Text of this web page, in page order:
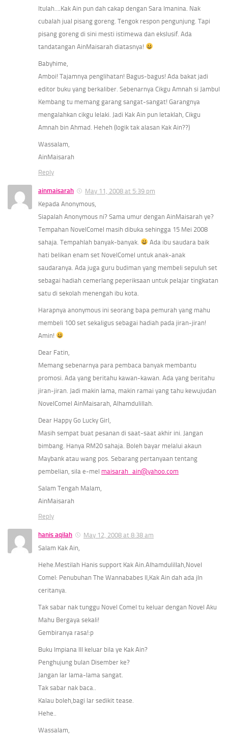
Itulah….Kak Ain pun dah cakap dengan Sara Imanina. Nak
cubalah jual pisang goreng. Tengok respon pengunjung. Tapi
pisang goreng di sini mesti istimewa dan ekslusif. Ada
tandatangan AinMaisarah diatasnya!
Babyhime,
Amboi! Tajamnya penglihatan! Bagus-bagus! Ada bakat jadi
editor buku yang berkaliber. Sebenarnya Cikgu Amnah si Jambul
Kembang tu memang garang sangat-sangat! Garangnya
mengalahkan cikgu lelaki. Jadi Kak Ain pun letaklah, Cikgu
Amnah bin Ahmad. Heheh (logik tak alasan Kak Ain??)
Wassalam,
AinMaisarah
Reply
ainmaisarah
May 11, 2008 at 5:39 pm
Kepada Anonymous,
Siapalah Anonymous ni? Sama umur dengan AinMaisarah ye?
Tempahan NovelComel masih dibuka sehingga 15 Mei 2008
sahaja. Tempahlah banyak-banyak.
Ada ibu saudara baik
hati belikan enam set NovelComel untuk anak-anak
saudaranya. Ada juga guru budiman yang membeli sepuluh set
sebagai hadiah cemerlang peperiksaan untuk pelajar tingkatan
satu di sekolah menengah ibu kota.
Harapnya anonymous ini seorang bapa pemurah yang mahu
membeli 100 set sekaligus sebagai hadiah pada jiran-jiran!
Amin!
Dear Fatin,
Memang sebenarnya para pembaca banyak membantu
promosi. Ada yang beritahu kawan-kawan. Ada yang beritahu
jiran-jiran. Jadi makin lama, makin ramai yang tahu kewujudan
NovelComel AinMaisarah, Alhamdulillah.
Dear Happy Go Lucky Girl,
Masih sempat buat pesanan di saat-saat akhir ini. Jangan
bimbang. Hanya RM20 sahaja. Boleh bayar melalui akaun
Maybank atau wang pos. Sebarang pertanyaan tentang
pembelian, sila e-mel maisarah_ain@yahoo.com
Salam Tengah Malam,
AinMaisarah
Reply
hanis aqilah
May 12, 2008 at 8:38 am
Salam Kak Ain,
Hehe.Mestilah Hanis support Kak Ain.Alhamdulillah,Novel
Comel: Penubuhan The Wannababes II,Kak Ain dah ada jln
ceritanya.
Tak sabar nak tunggu Novel Comel tu keluar dengan Novel Aku
Mahu Bergaya sekali!
Gembiranya rasa!:p
Buku Impiana III keluar bila ye Kak Ain?
Penghujung bulan Disember ke?
Jangan lar lama-lama sangat.
Tak sabar nak baca..
Kalau boleh,bagi lar sedikit tease.
Hehe..
Wassalam,